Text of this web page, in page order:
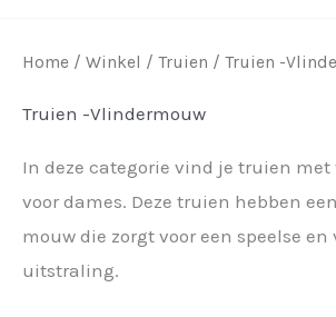
Home / Winkel / Truien / Truien -
Truien -Vlindermouw
In deze categorie vind je truien
voor dames. Deze truien hebben
mouw die zorgt voor een speelse
uitstraling.